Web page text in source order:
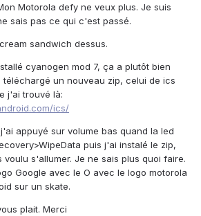
Motorola defy ne veux plus. Je suis
sais pas ce qui c'est passé.
sandwich dessus.
cyanogen mod 7, ça a plutôt bien
téléchargé un nouveau zip, celui de ics
j'ai trouvé là:
ics/
appuyé sur volume bas quand la led
puis j'ai instalé le zip,
s'allumer. Je ne sais plus quoi faire.
Google avec le O avec le logo motorola
sur un skate.
plait. Merci